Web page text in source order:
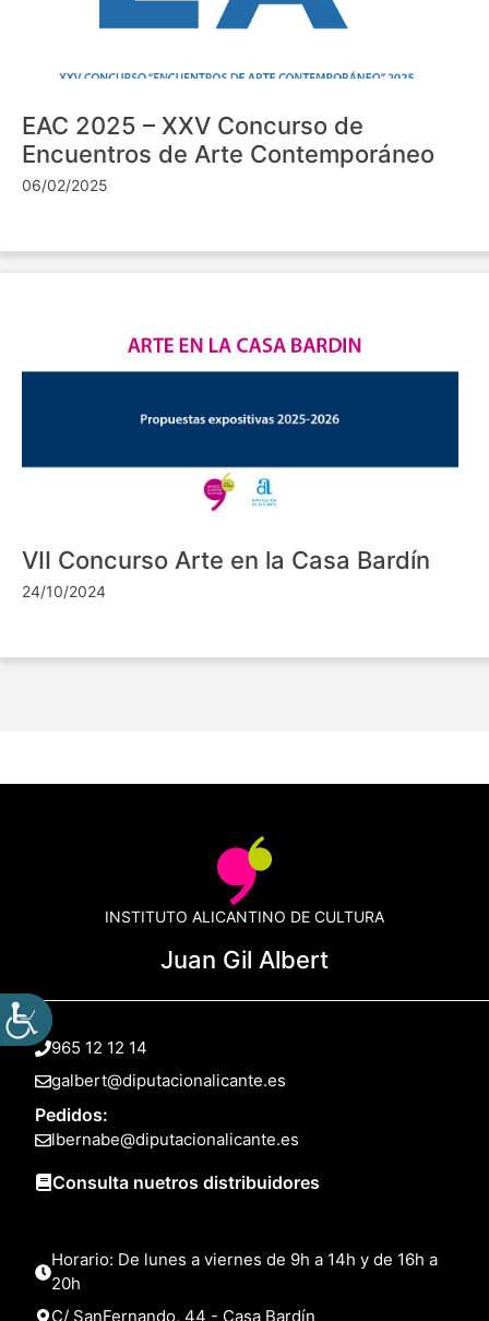
EAC 2025 – XXV Concurso de
Encuentros de Arte Contemporáneo
06/02/2025
VII Concurso Arte en la Casa Bardín
24/10/2024
INSTITUTO ALICANTINO DE CULTURA
Juan Gil Albert
965 12 12 14
galbert@diputacionalicante.es
Pedidos:
lbernabe@diputacionalicante.es
Consulta nuetros distribuidores
Horario: De lunes a viernes de 9h a 14h y de 16h a
20h
C/ SanFernando, 44 - Casa Bardín